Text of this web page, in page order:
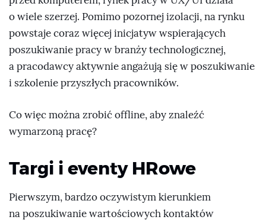
o wiele szerzej. Pomimo pozornej izolacji, na rynku
powstaje coraz więcej inicjatyw wspierających
poszukiwanie pracy w branży technologicznej,
a pracodawcy aktywnie angażują się w poszukiwanie
i szkolenie przyszłych pracowników.
Co więc można zrobić offline, aby znaleźć
wymarzoną pracę?
Targi i eventy HRowe
Pierwszym, bardzo oczywistym kierunkiem
na poszukiwanie wartościowych kontaktów